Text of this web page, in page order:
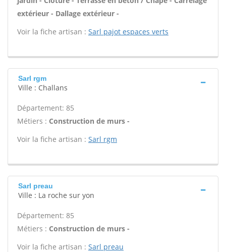
extérieur - Dallage extérieur -
Voir la fiche artisan : Sarl pajot espaces verts
Sarl rgm
Ville : Challans
Département: 85
Métiers : Construction de murs -
Voir la fiche artisan : Sarl rgm
Sarl preau
Ville : La roche sur yon
Département: 85
Métiers : Construction de murs -
Voir la fiche artisan : Sarl preau